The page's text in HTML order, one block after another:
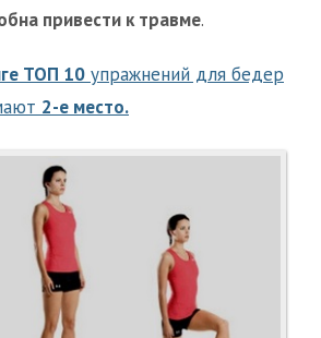
привести к травме.
ТОП 10 упражнений для бедер
2-е место.